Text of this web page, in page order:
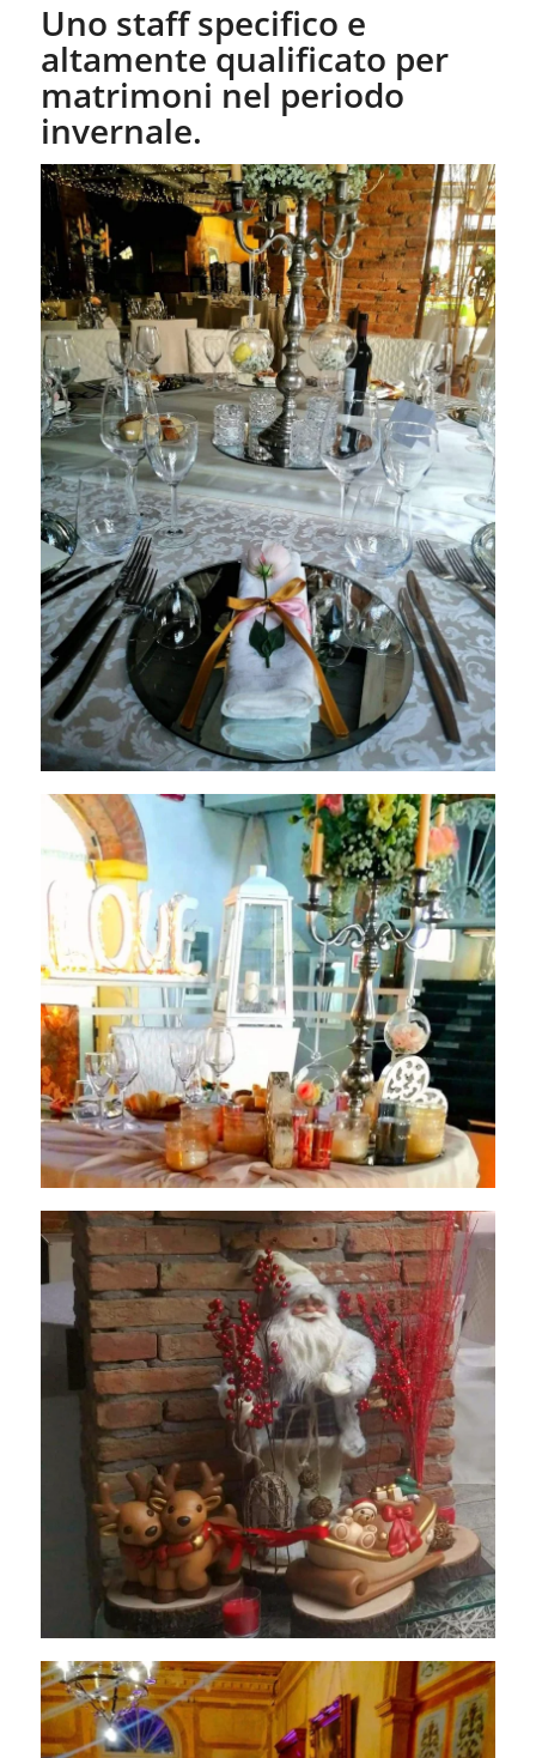
Uno staff specifico e
altamente qualificato per
matrimoni nel periodo
invernale.